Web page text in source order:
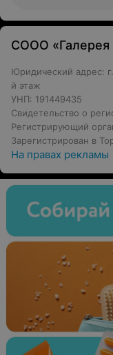
СООО «Галерея
Юридический адрес:
й этаж
УНП: 191449435
Свидетельство о
Регистрирующий
Зарегистрирован в
На правах рекламы